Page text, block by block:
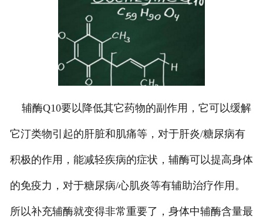
辅酶Q10要以降低其它药物的副作用，它可以缓解
它汀类物引起的肝脏和肌痛等，对于肝炎/糖尿病有
积极的作用，能减轻疾病的症状，辅酶可以提高身体
的免疫力，对于糖尿病/心肌炎等有辅助治疗作用。
所以补充辅酶就变得非常重要了，身体中辅酶含量最